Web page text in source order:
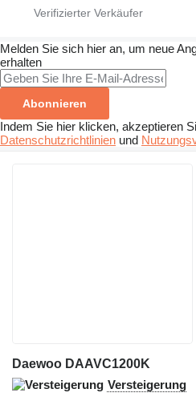
Melden Sie sich hier an, um neue
erhalten
Abonnieren
Indem Sie hier klicken, akzeptieren
Datenschutzrichtlinien und
Daewoo DAAVC1200K
Versteigerung